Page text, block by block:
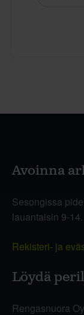
Avoinna
Sesongissa
lauantaisin 9-14.
Rekisteri- ja
Löydä
Rengasnuora Oy